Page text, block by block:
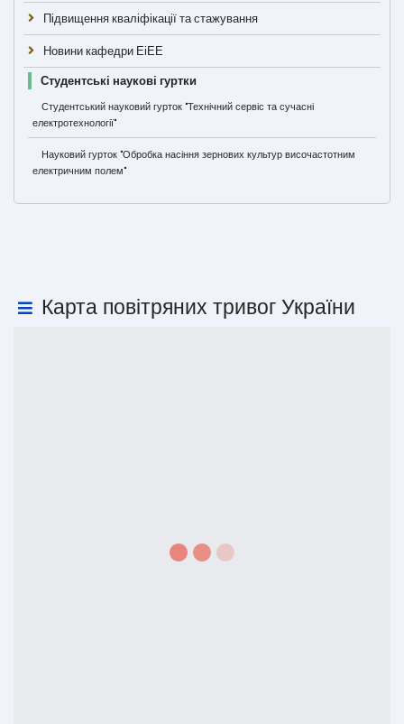
Підвищення кваліфікації та стажування
Новини кафедри ЕіЕЕ
Студентські наукові гуртки
Студентський науковий гурток "Технічний сервіс та сучасні
електротехнології"
Науковий гурток "Обробка насіння зернових культур височастотним
електричним полем"
Карта повітряних тривог України